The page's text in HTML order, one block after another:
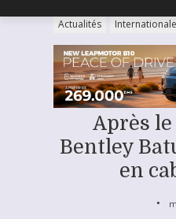
Actualités
Après le
Bentley
en